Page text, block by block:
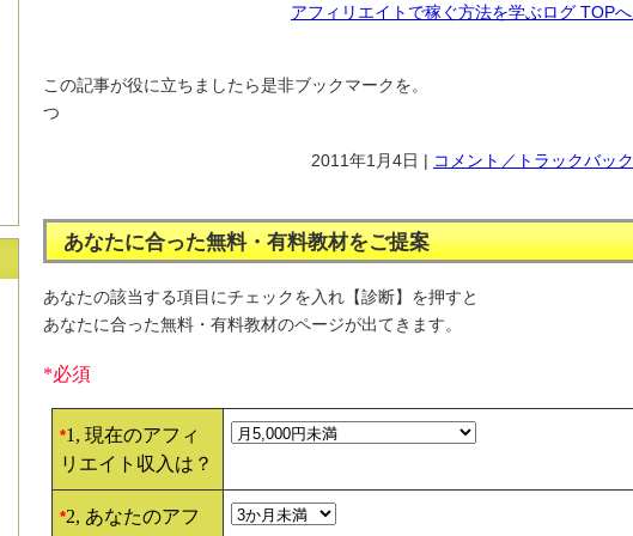
アフィリエイトで稼ぐ方法を学ぶログ TOP
この記事が役に立ちましたら是非ブックマークを。
つ
2011年1月4日 | コメント／トラックバッ
あなたに合った無料・有料教材をご提案
あなたの該当する項目にチェックを入れ【診断】を押すと
あなたに合った無料・有料教材のページが出てきます。
*必須
*1, 現在のアフィ
リエイト収入は？
*2, あなたのアフ